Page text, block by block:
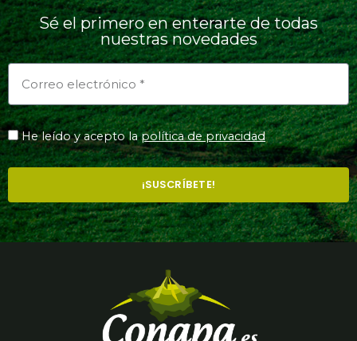
Sé el primero en enterarte de todas
nuestras novedades
He leído y acepto lapolítica de privacidad
¡SUSCRÍBETE!